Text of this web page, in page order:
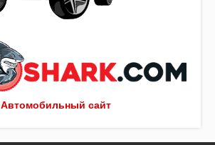
Автомобильный сайт